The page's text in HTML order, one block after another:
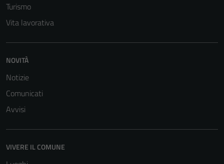
Turismo
Vita lavorativa
NOVITÀ
Notizie
Comunicati
Avvisi
VIVERE IL COMUNE